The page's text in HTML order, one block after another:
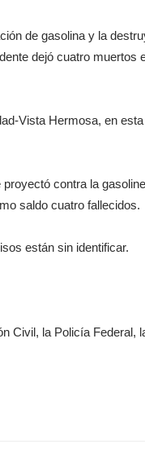
de gasolina y la
dejó cuatro muertos
Vista Hermosa, en esta
contra la
saldo cuatro fallecidos.
están sin identificar.
Civil, la Policía Federal,